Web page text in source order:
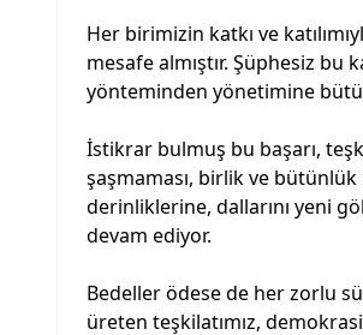
Her birimizin katkı ve
mesafe almıştır. Şüphesiz
yönteminden yönetimine
İstikrar bulmuş bu başarı,
şaşmaması, birlik ve
derinliklerine, dallarını yeni
devam ediyor.
Bedeller ödese de her zorlu
üreten teşkilatımız,